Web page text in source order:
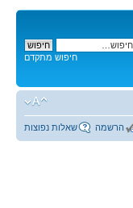
חיפוש מתקדם
שאלות נפוצות הרשמה